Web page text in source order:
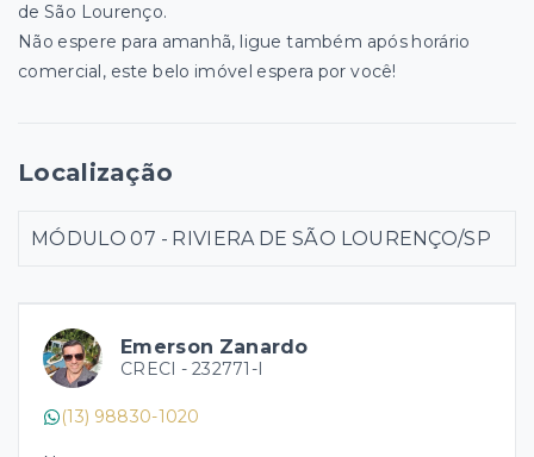
Emerson Zanardo
CRECI - 232771-I
(13) 98830-1020
de São Lourenço.
Não espere para amanhã, ligue também após horário
comercial, este belo imóvel espera por você!
Localização
MÓDULO 07 - RIVIERA DE SÃO LOURENÇO/SP